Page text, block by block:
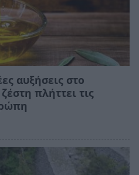
αυξήσεις στο
πλήττει τις